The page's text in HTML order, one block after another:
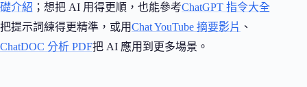
礎介紹 ；想把 AI 用得更順，也能參考ChatGPT 指令大全
把提示詞練得更精準，或用Chat YouTube 摘要影片 、
ChatDOC 分析 PDF把 AI 應用到更多場景。